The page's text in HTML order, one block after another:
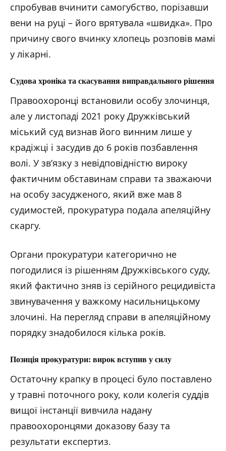
спробував вчинити самогубство, порізавши
вени на руці – його врятувала «швидка». Про
причину свого вчинку хлопець розповів мамі
у лікарні.
Судова хроніка та скасування виправдального рішення
Правоохоронці встановили особу злочинця,
але у листопаді 2021 року Дружківський
міський суд визнав його винним лише у
крадіжці і засудив до 6 років позбавлення
волі. У зв’язку з невідповідністю вироку
фактичним обставинам справи та зважаючи
на особу засудженого, який вже мав 8
судимостей, прокуратура подала апеляційну
скаргу.
Органи прокуратури категорично не
погодилися із рішенням Дружківського суду,
який фактично зняв із серійного рецидивіста
звинувачення у важкому насильницькому
злочині. На перегляд справи в апеляційному
порядку знадобилося кілька років.
Позиція прокуратури: вирок вступив у силу
Остаточну крапку в процесі було поставлено
у травні поточного року, коли колегія суддів
вищої інстанції вивчила надану
правоохоронцями доказову базу та
результати експертиз.